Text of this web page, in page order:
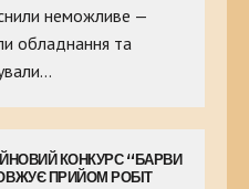
неможливе —
обладнання та
КОНКУРС “БАРВИ
ПРИЙОМ РОБІТ